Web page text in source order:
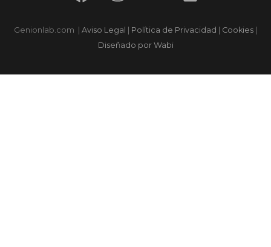
Genionlab.com Aviso Legal Política de Privacidad Cookies
Diseñado por Wabi